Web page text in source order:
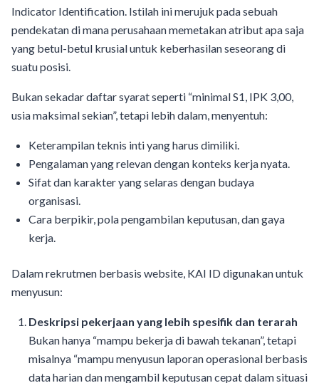
Indicator Identification. Istilah ini merujuk pada sebuah
pendekatan di mana perusahaan memetakan atribut apa saja
yang betul-betul krusial untuk keberhasilan seseorang di
suatu posisi.
Bukan sekadar daftar syarat seperti “minimal S1, IPK 3,00,
usia maksimal sekian”, tetapi lebih dalam, menyentuh:
Keterampilan teknis inti yang harus dimiliki.
Pengalaman yang relevan dengan konteks kerja nyata.
Sifat dan karakter yang selaras dengan budaya
organisasi.
Cara berpikir, pola pengambilan keputusan, dan gaya
kerja.
Dalam rekrutmen berbasis website, KAI ID digunakan untuk
menyusun:
Deskripsi pekerjaan yang lebih spesifik dan terarah
Bukan hanya “mampu bekerja di bawah tekanan”, tetapi
misalnya “mampu menyusun laporan operasional berbasis
data harian dan mengambil keputusan cepat dalam situasi